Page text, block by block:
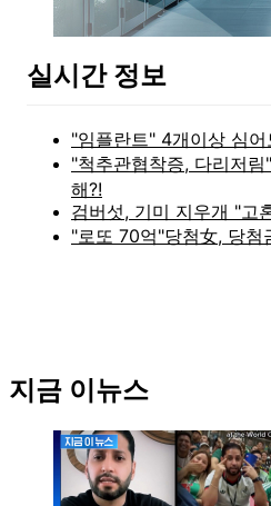
실시간 정보
지금 이뉴스